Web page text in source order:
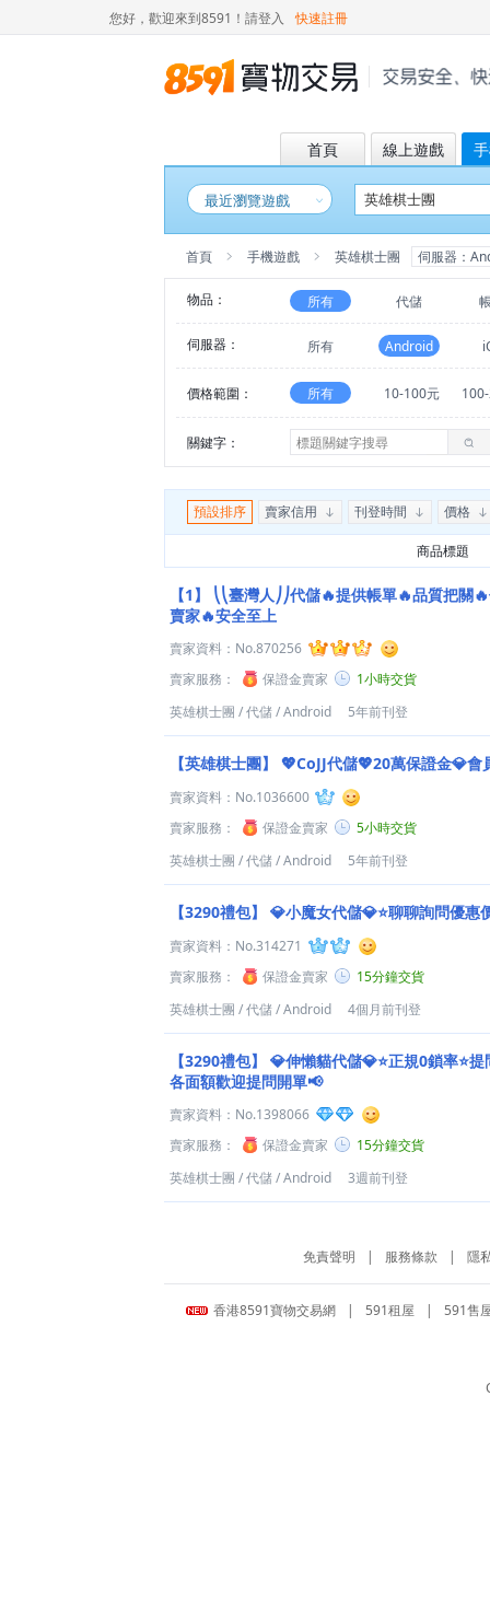
您好，歡迎來到8591！ 請登入 快速註冊
首頁 線上遊戲
最近瀏覽遊戲
首頁 手機遊戲 英雄棋士團 伺服器：
物品： 所有 代儲
伺服器： 所有 Android
價格範圍： 所有 10-100元
關鍵字：
預設排序 賣家信用 刊登時間 價格
商品標題
【1】
⎝⎝臺灣人⎠⎠代儲🔥提供帳單🔥品質把關
賣家🔥安全至上
賣家資料： No.870256
賣家服務：
保證金賣家
1小時交貨
英雄棋士團 /代儲/Android 5年前刊登
【英雄棋士團】 💖CoJJ代儲💖20萬保證金💎
賣家資料： No.1036600
賣家服務：
保證金賣家
5小時交貨
英雄棋士團 /代儲/Android 5年前刊登
【3290禮包】 💎小魔女代儲💎⭐聊聊詢問優惠
賣家資料： No.314271
賣家服務：
保證金賣家
15分鐘交貨
英雄棋士團 /代儲/Android 4個月前刊登
【3290禮包】
💎伸懶貓代儲💎⭐正規0鎖率⭐
各面額歡迎提問開單📢
賣家資料： No.1398066
賣家服務：
保證金賣家
15分鐘交貨
英雄棋士團 /代儲/Android 3週前刊登
免責聲明 | 服務條款 | 隱
香港8591寶物交易網 | 591租屋 | 591售